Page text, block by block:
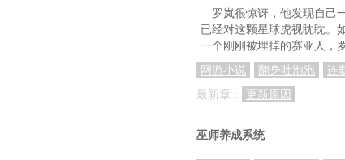
罗岚很惊讶，他发现自己
已经对这颗星球虎视眈眈。
一个刚刚被埋掉的赛亚人，
网游小说
翻身吐泡泡
连
最新章：
更新原因
巫师养成系统